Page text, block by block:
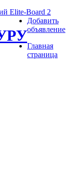
Добавить
объявление
Главная
страница